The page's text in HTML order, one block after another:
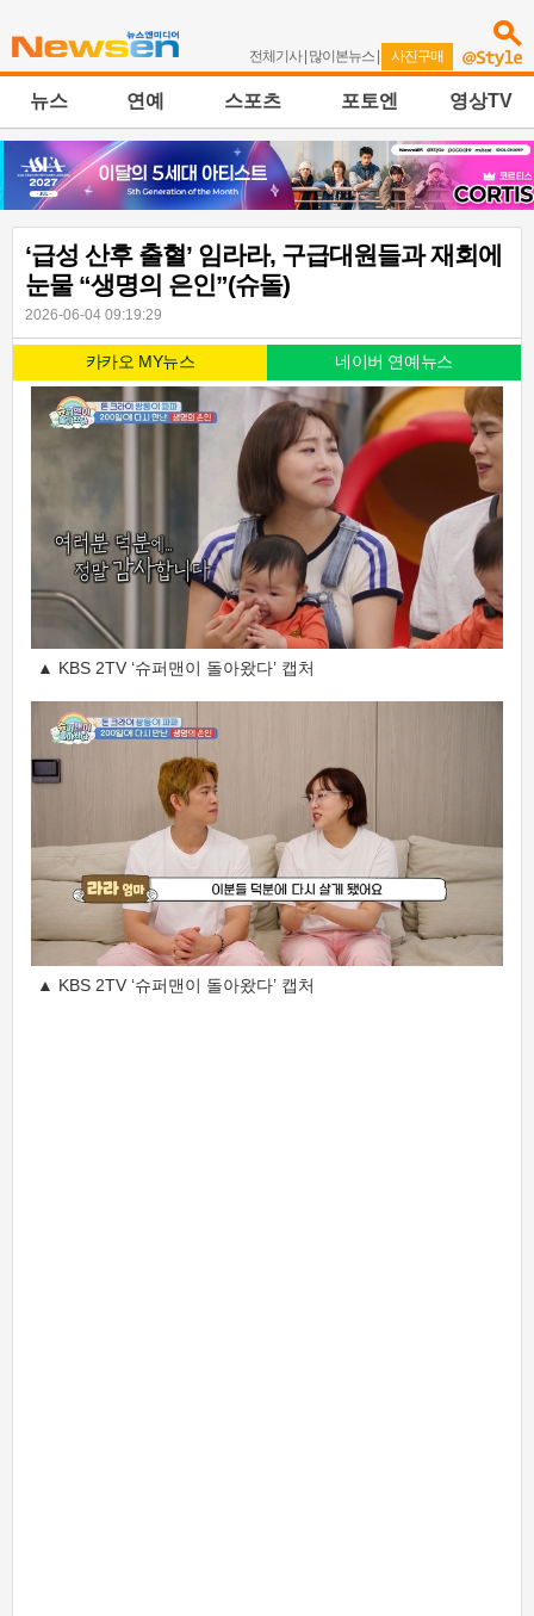
전체기사| 많이본뉴스 | 사진구매
뉴스 연예 스포츠 포토엔 영상TV
‘급성 산후 출혈’ 임라라, 구급대원들과 재회에
눈물 “생명의 은인”(슈돌)
2026-06-04 09:19:29
카카오 MY뉴스 네이버 연예뉴스
▲ KBS 2TV ‘슈퍼맨이 돌아왔다’ 캡처
▲ KBS 2TV ‘슈퍼맨이 돌아왔다’ 캡처